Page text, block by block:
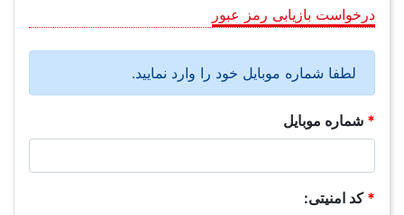
درخواست بازیابی رمز عبور
لطفا شماره موبایل خود را وارد نمایید.
* شماره موبایل
* کد امنیتی: